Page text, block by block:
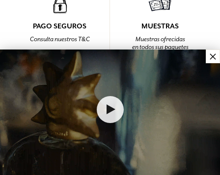
PAGO SEGUROS
Consulta nuestros T&C
MUESTRAS
Muestras ofrecidas
en todos sus paquetes
FIDELIDAD
Cada compra (excluyendo
descuentos)
le da puntos
CONTÁCTENOS
y de las 14 a las 18 h
en el +33 4 92 42 34 34
×